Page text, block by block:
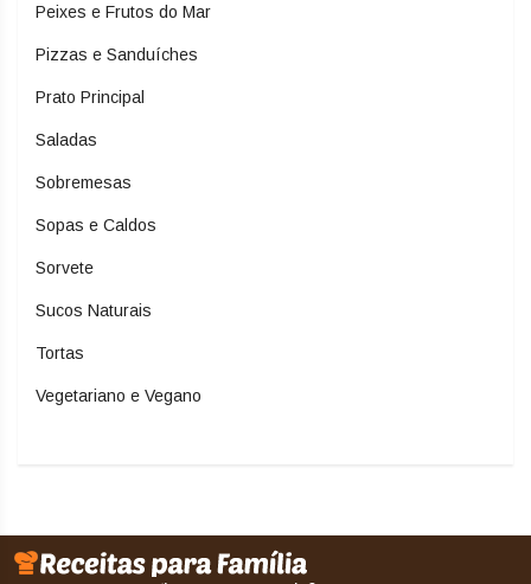
Peixes e Frutos do Mar
Pizzas e Sanduíches
Prato Principal
Saladas
Sobremesas
Sopas e Caldos
Sorvete
Sucos Naturais
Tortas
Vegetariano e Vegano